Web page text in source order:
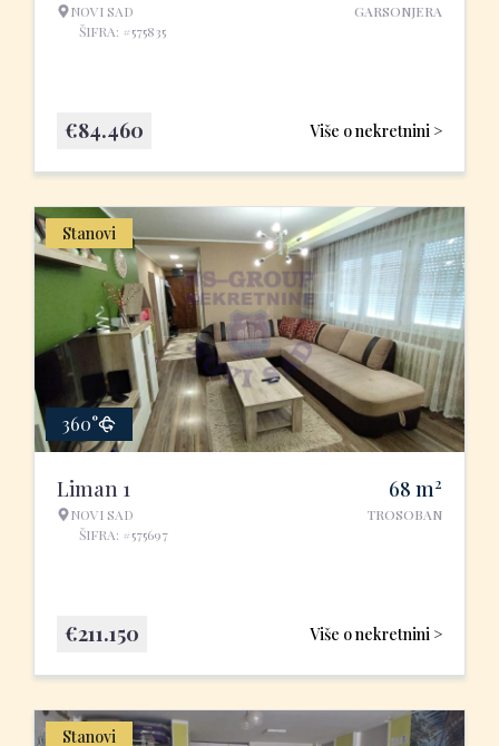
NOVI SAD
ŠIFRA: #575835
GARSONJERA
Više o nekretnini >
€84.460
Stanovi
360°
Liman 1
NOVI SAD
ŠIFRA: #575697
68 m2
TROSOBAN
Više o nekretnini >
€211.150
Stanovi